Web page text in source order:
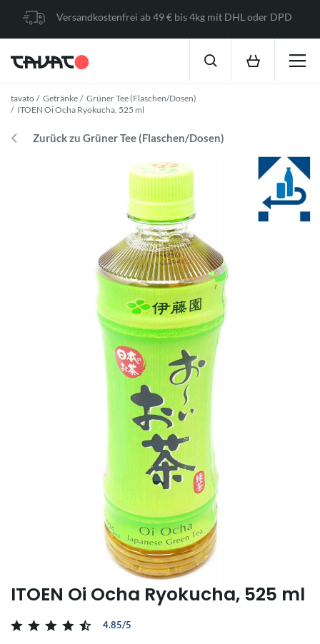
Versandkostenfrei ab 49 € bis 4kg mit DHL oder DPD
tavato Getränke
Grüner Tee (Flaschen/Dosen)
ITOEN Oi Ocha Ryokucha, 525 ml
Zurück zu Grüner Tee (Flaschen/Dosen)
ITOEN Oi Ocha Ryokucha, 525 ml
4.85/5